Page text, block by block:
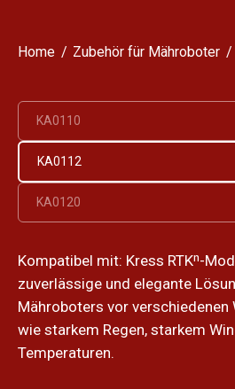
Home Zubehör für Mähroboter
KA0110
KA0112
KA0120
Kompatibel mit: Kress RTKⁿ-
zuverlässige und elegante
Mähroboters vor verschiedenen
wie starkem Regen, starkem
Temperaturen.